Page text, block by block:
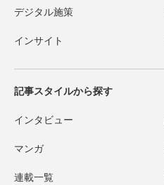
デジタル施策
インサイト
記事スタイルから探す
インタビュー
マンガ
連載一覧